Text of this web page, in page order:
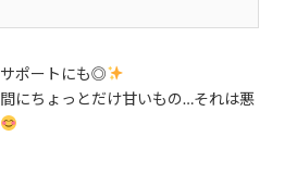
ポートにも◎
にちょっとだけ甘いもの…それは悪